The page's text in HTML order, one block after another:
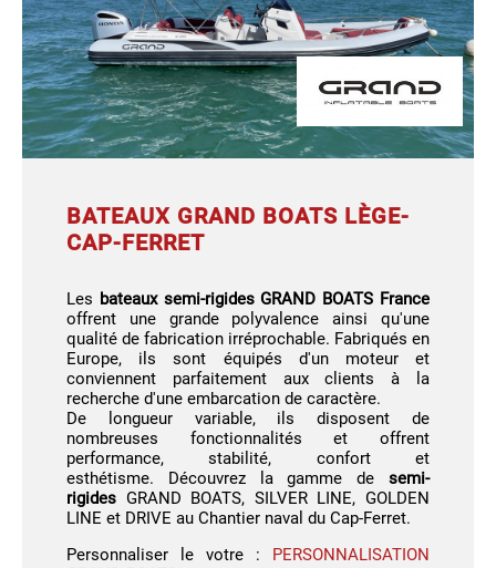
BATEAUX GRAND BOATS LÈGE-
CAP-FERRET
Les bateaux semi-rigides GRAND BOATS France
offrent une grande polyvalence ainsi qu'une
qualité de fabrication irréprochable. Fabriqués en
Europe, ils sont équipés d'un moteur et
conviennent parfaitement aux clients à la
recherche d'une embarcation de caractère.
De longueur variable, ils disposent de
nombreuses fonctionnalités et offrent
performance, stabilité, confort et
esthétisme. Découvrez la gamme de semi-
rigides GRAND BOATS, SILVER LINE, GOLDEN
LINE et DRIVE au Chantier naval du Cap-Ferret.
Personnaliser le votre : PERSONNALISATION